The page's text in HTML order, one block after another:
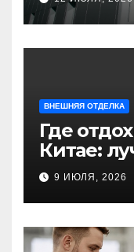
для
ВНЕШНЯЯ ОТДЕЛКА
Где
Китае:
9 ИЮЛЯ, 2026